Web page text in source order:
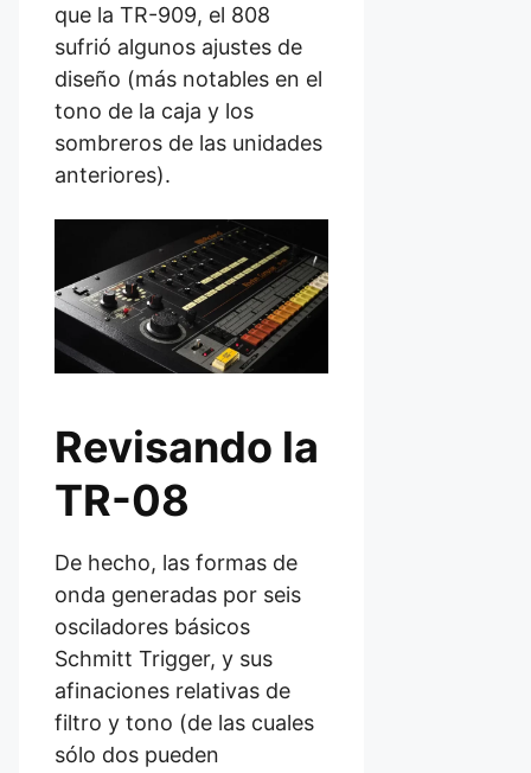
que la TR-909, el 808
sufrió algunos ajustes de
diseño (más notables en el
tono de la caja y los
sombreros de las unidades
anteriores).
Revisando la
TR-08
De hecho, las formas de
onda generadas por seis
osciladores básicos
Schmitt Trigger, y sus
afinaciones relativas de
filtro y tono (de las cuales
sólo dos pueden